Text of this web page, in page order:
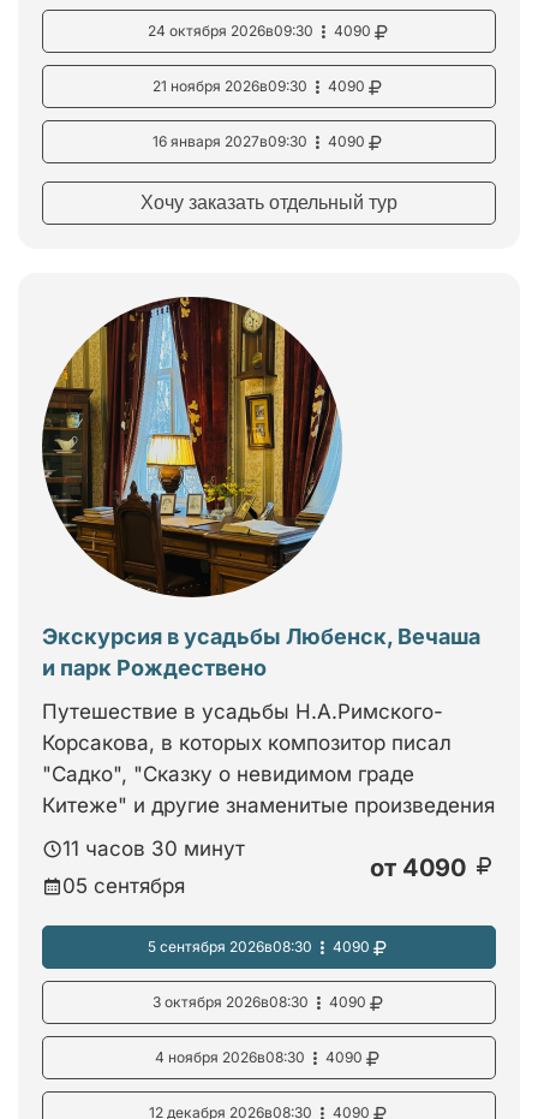
24 октября 2026в09:30 4090
21 ноября 2026в09:30 4090
16 января 2027в09:30 4090
Хочу заказать отдельный тур
Экскурсия в усадьбы Любенск, Вечаша
и парк Рождествено
Путешествие в усадьбы Н.А.Римского-
Корсакова, в которых композитор писал
"Садко", "Сказку о невидимом граде
Китеже" и другие знаменитые произведения
11 часов 30 минут
05 сентября
от 4090
5 сентября 2026в08:30 4090
3 октября 2026в08:30 4090
4 ноября 2026в08:30 4090
12 декабря 2026в08:30 4090